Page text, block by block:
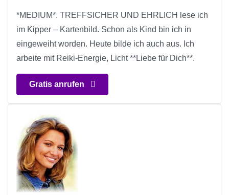
*MEDIUM*. TREFFSICHER UND EHRLICH lese ich
im Kipper – Kartenbild. Schon als Kind bin ich in
eingeweiht worden. Heute bilde ich auch aus. Ich
arbeite mit Reiki-Energie, Licht **Liebe für Dich**.
Gratis anrufen